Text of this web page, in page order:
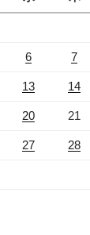
6 7
13 14
20 21
27 28